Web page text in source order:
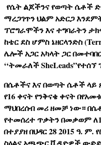
የሴት ልጆችንና የወጣት ሴቶች
ማረጋገጥን ህልም አድርጋ
ፕሮግራሞችን እና ተግባራትን
ከቴር ደስ ሆምስ ኔዘርላንድስ
ሌሎች አጋር አካላት ጋር
‘‘ትመራለች
በሴቶችና እና በወጣት ሴቶች ላይ
የ16 ቀናት የንቅናቄ ቀናት
ማህበረሰብ መሪ ዘመቻ ነው።
የተመሰረተ ጥቃትን በመቃወም
በተያያዘ በህዳር 28 2015 ዓ. ም.